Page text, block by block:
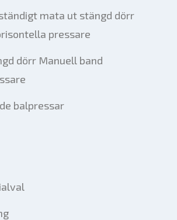
mata ut stängd dörr
pressare
dörr Manuell band
balpressar